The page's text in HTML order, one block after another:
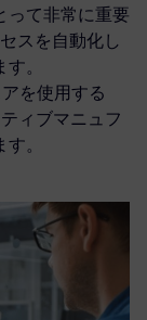
って非常に重要
スを自動化し
。
を使用する
ィブマニュフ
。